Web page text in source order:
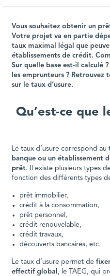
Vous souhaitez obtenir un
Votre projet va en partie
taux maximal légal que
établissements de crédit.
Sur quelle base est-il calculé
les emprunteurs ? Retrouvez
sur le taux d’usure.
Qu’est-ce que
Le taux d’usure correspond au
banque ou un établissement
prêt. Il existe plusieurs types
fonction des différents types
prêt immobilier,
crédit à la consommation,
prêt personnel,
crédit renouvelable,
crédit travaux,
découverts bancaires, etc.
Le taux d’usure permet de
effectif global , le TAEG, qui